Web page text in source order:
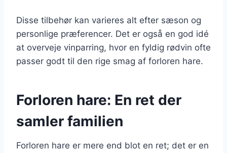
Disse tilbehør kan varieres alt efter sæson og
personlige præferencer. Det er også en god idé
at overveje vinparring, hvor en fyldig rødvin ofte
passer godt til den rige smag af forloren hare.
Forloren hare: En ret der
samler familien
Forloren hare er mere end blot en ret; det er en